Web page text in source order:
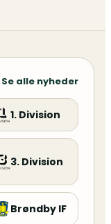
Se alle nyheder
1. Division
3. Division
Brøndby IF